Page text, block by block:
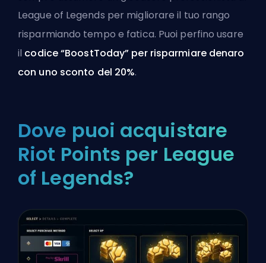
League of Legends per migliorare il tuo rango
risparmiando tempo e fatica. Puoi perfino usare
il codice “BoostToday” per risparmiare denaro
con uno sconto del 20%.
Dove puoi acquistare
Riot Points per League
of Legends?